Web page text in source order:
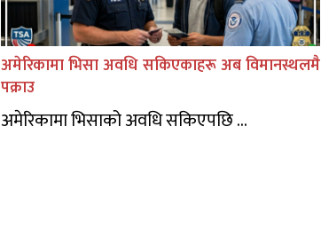
अमेरिकामा भिसा अवधि सकिएकाहरू अब विमानस्थलमै
पक्राउ
अमेरिकामा भिसाको अवधि सकिएपछि ...